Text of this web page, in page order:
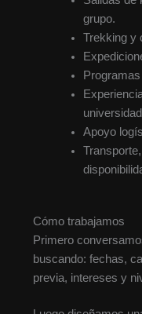
grupo.
Trekking y
Apoyo
Cómo trabajamos
Primero
buscando: fechas,
previa, intereses y